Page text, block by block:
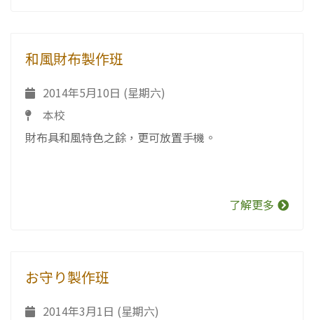
和風財布製作班
2014年5月10日 (星期六)
本校
財布具和風特色之餘，更可放置手機。
了解更多
お守り製作班
2014年3月1日 (星期六)